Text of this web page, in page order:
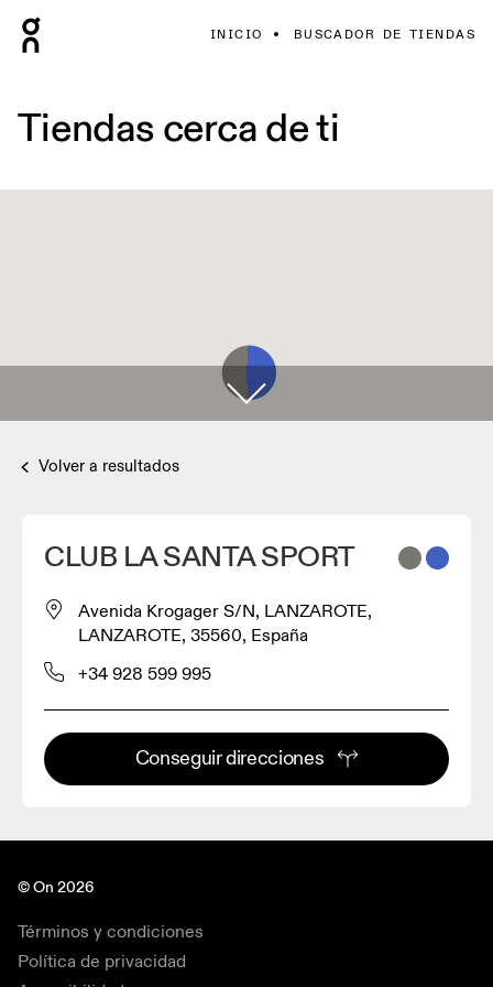
INICIO BUSCADOR DE TIENDAS
Tiendas cerca de ti
Volver a resultados
CLUB LA SANTA SPORT
Avenida Krogager S/N, LANZAROTE,
LANZAROTE, 35560, España
+34 928 599 995
Conseguir direcciones
© On 2026
Términos y condiciones
Política de privacidad